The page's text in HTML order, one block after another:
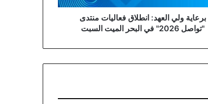
برعاية ولي العهد: انطلاق فعاليات منتدى
"تواصل 2026" في البحر الميت السبت